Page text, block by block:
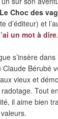
Le Choc des
d’éditeur) et
un mot à dire.
s’insère
Claude Bérubé
vieux et
Tout
il aime bien